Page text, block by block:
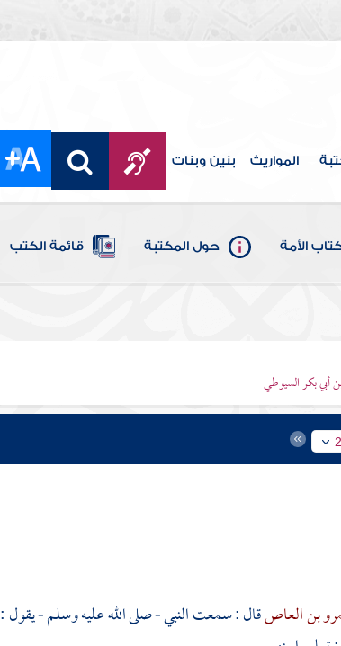
المواريث بنين وبنات
الأمة حول المكتبة قائمة الكتب
أبي بكر السيوطي
بن العاصقال : سمعت النبي - صلى الله عليه وسلم - يقول :